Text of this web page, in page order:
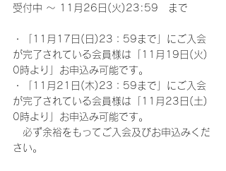
受付中 ～ 11月26日(火)23:59　まで
・「11月17日(日)23：59まで」にご入会
が完了されている会員様は「11月19日(火)
0時より」お申込み可能です。
・「11月21日(木)23：59まで」にご入会
が完了されている会員様は「11月23日(土)
0時より」お申込み可能です。
必ず余裕をもってご入会及びお申込みくだ
さい。